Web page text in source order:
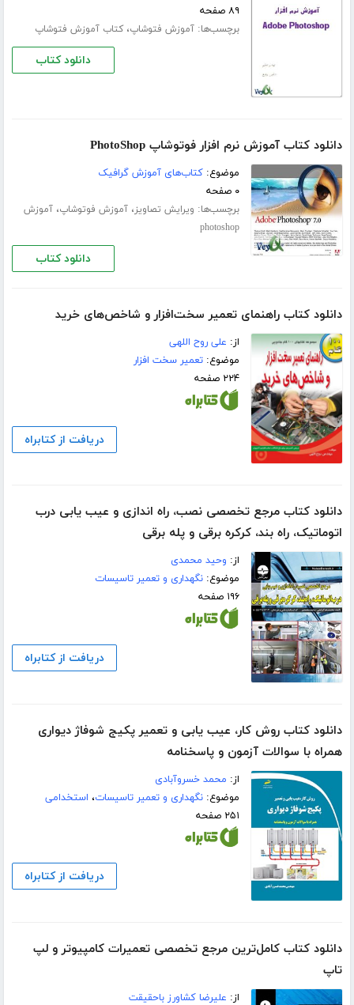
۸۹ صفحه
برچسب‌ها:آموزش فتوشاپ،کتاب آموزش فتوشاپ
دانلود کتاب
دانلود کتاب آموزش نرم افزار فوتوشاپ PhotoShop
موضوع:کتاب‌های آموزش گرافیک
۰ صفحه
برچسب‌ها: ویرایش تصاویز،آموزش فوتوشاپ،آموزش
photoshop
دانلود کتاب
دانلود کتاب راهنمای تعمیر سخت‌‌‌‌افزار و شاخص‌های خرید
از: علی روح اللهی
موضوع:تعمیر سخت افزار
۲۲۴ صفحه
دریافت از کتابراه
دانلود کتاب مرجع تخصصی نصب، راه اندازی و عیب یابی درب
اتوماتیک، راه بند، کرکره برقی و پله برقی
از: وحید محمدی
موضوع:نگهداری و تعمیر تاسیسات
۱۹۶ صفحه
دریافت از کتابراه
دانلود کتاب روش کار، عیب یابی و تعمیر پکیج شوفاژ دیواری
همراه با سوالات آزمون و پاسخنامه
از: محمد خسروآبادی
موضوع:نگهداری و تعمیر تاسیسات، استخدامی
۲۵۱ صفحه
دریافت از کتابراه
دانلود کتاب کامل‌ترین مرجع تخصصی تعمیرات کامپیوتر و لپ‌
تاپ
از: علیرضا کشاورز باحقیقت